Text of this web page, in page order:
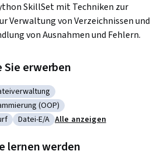
SkillSet mit Techniken zur
Verwaltung von Verzeichnissen und
von Ausnahmen und Fehlern.
erwerben
LogikDateiverwaltung
Programmierung (OOP)
(OOP)
Entwurf
Kategorie: Datei-E/A
Datei-E/A Alle anzeigen
lernen werden